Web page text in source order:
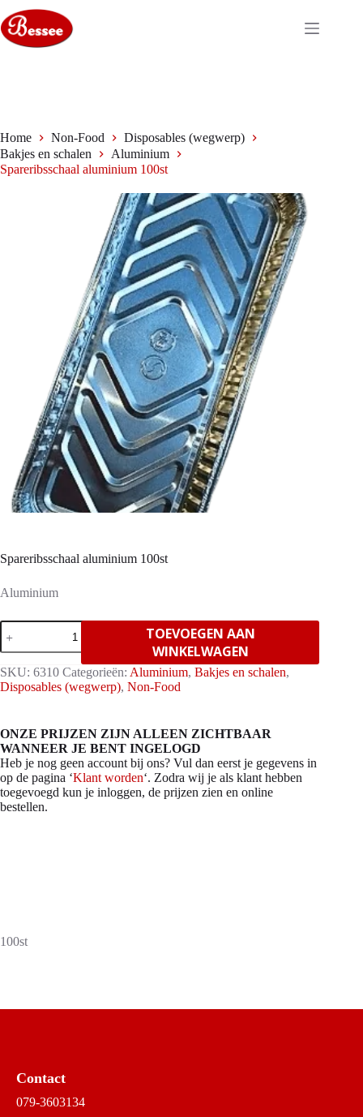
naar
de
inhoud
Home Non-Food
Disposables (wegwerp)
Bakjes en schalen
Aluminium
Spareribsschaal aluminium 100st
Spareribsschaal aluminium 100st
Aluminium
Spareribsschaal
aluminium
100st
aantal
TOEVOEGEN AAN
WINKELWAGEN
SKU: 6310 Categorieën: Aluminium, Bakjes en schalen,
Disposables (wegwerp), Non-Food
ONZE PRIJZEN ZIJN ALLEEN ZICHTBAAR
WANNEER JE BENT INGELOGD
Heb je nog geen account bij ons? Vul dan eerst je gegevens in
op de pagina ‘Klant worden‘. Zodra wij je als klant hebben
toegevoegd kun je inloggen, de prijzen zien en online
bestellen.
100st
Contact
079-3603134